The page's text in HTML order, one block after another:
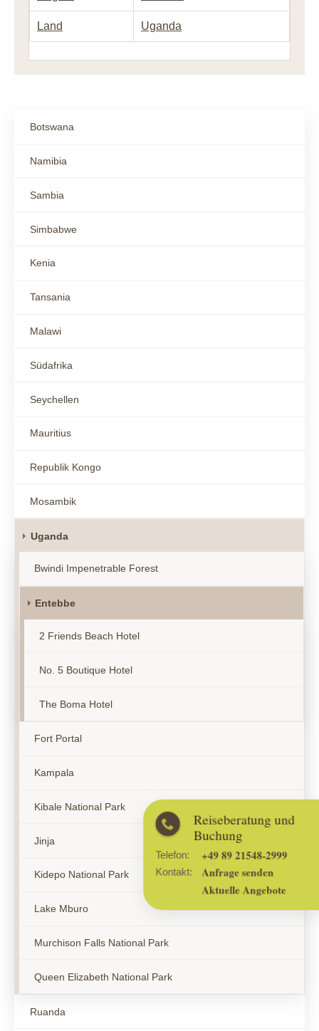
Reiseberatung und
Buchung
Telefon: +49 89 21548-2999
Kontakt:
Anfrage senden
Aktuelle Angebote
Land Uganda
Botswana
Namibia
Sambia
Simbabwe
Kenia
Tansania
Malawi
Südafrika
Seychellen
Mauritius
Republik Kongo
Mosambik
Uganda
Bwindi Impenetrable Forest
Entebbe
2 Friends Beach Hotel
No. 5 Boutique Hotel
The Boma Hotel
Fort Portal
Kampala
Kibale National Park
Jinja
Kidepo National Park
Lake Mburo
Murchison Falls National Park
Queen Elizabeth National Park
Ruanda